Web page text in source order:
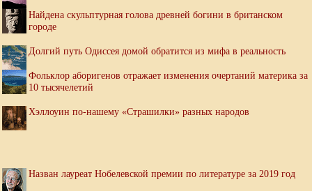
Найдена скульптурная голова древней богини в британском
городе
Долгий путь Одиссея домой обратится из мифа в реальность
Фольклор аборигенов отражает изменения очертаний материка за
10 тысячелетий
Хэллоуин по-нашему «Страшилки» разных народов
Назван лауреат Нобелевской премии по литературе за 2019 год